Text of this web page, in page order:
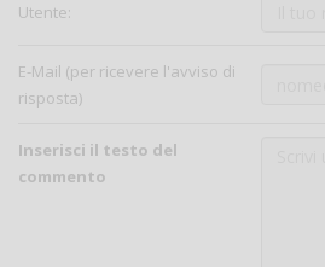
Utente:
E-Mail (per ricevere l'avviso di
risposta)
Inserisci il testo del
commento